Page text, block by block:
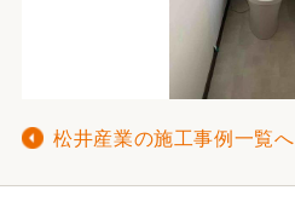
松井産業の施工事例一覧へ